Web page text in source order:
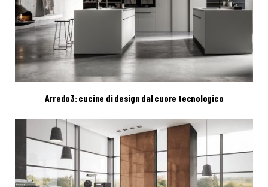
Arredo3: cucine di design dal cuore tecnologico